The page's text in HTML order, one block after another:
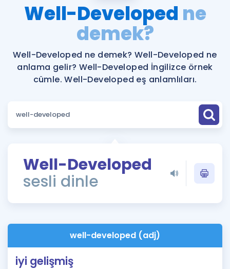
Şifremi Hatırlamıyorum
Katılımcı Görüşleri
Faydalı Araçlar
Ücretsiz Kaynaklar
Puan Hesaplama
ÖSYM Sınav Takvimi
Kampanyalar
İngilizce Gramer
İngilizce Gramer
Well-Developed ne
demek?
Well-Developed ne demek? Well-Developed ne
anlama gelir? Well-Developed İngilizce örnek
cümle. Well-Developed eş anlamlıları.
Well-Developed
sesli dinle
well-developed (adj)
iyi gelişmiş